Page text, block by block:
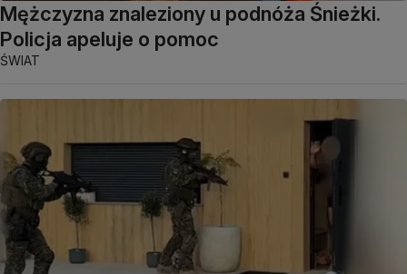
Mężczyzna znaleziony u podnóża Śnieżki.
Policja apeluje o pomoc
ŚWIAT